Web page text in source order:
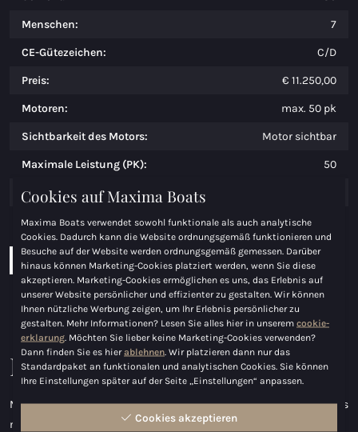
Menschen: 7
CE-Gütezeichen: C/D
Preis: € 11.250,00
Motoren: max. 50 pk
Sichtbarkeit des Motors: Motor sichtbar
Maximale Leistung (PK): 50
Kraftstof:
Kraftstoftank:
Download Broschüre Konfigurier Boot
Maxima 550
Maximalen Genuss zu einem maximalen Preis-Leistungs-Verhältnis
mit dieser Maxima 550 Schaluppe. Schlank und elegant, viel
Cookies auf Maxima Boats
Maxima Boats verwendet sowohl funktionale als auch analytische
Cookies. Dadurch kann die Website ordnungsgemäß funktionieren und
Besuche auf der Website werden ordnungsgemäß gemessen. Darüber
hinaus können Marketing-Cookies platziert werden, wenn Sie diese
akzeptieren. Marketing-Cookies ermöglichen es uns, das Erlebnis auf
unserer Website persönlicher und effizienter zu gestalten. Wir können
Ihnen nützliche Werbung zeigen, um Ihr Erlebnis persönlicher zu
gestalten. Mehr Informationen? Lesen Sie alles hier in unserem cookie-
erklarung . Möchten Sie lieber keine Marketing-Cookies verwenden?
Dann finden Sie es hierablehnen . Wir platzieren dann nur das
Standardpaket an funktionalen und analytischen Cookies. Sie können
Ihre Einstellungen später auf der Seite „Einstellungen“ anpassen.
Cookies akzeptieren